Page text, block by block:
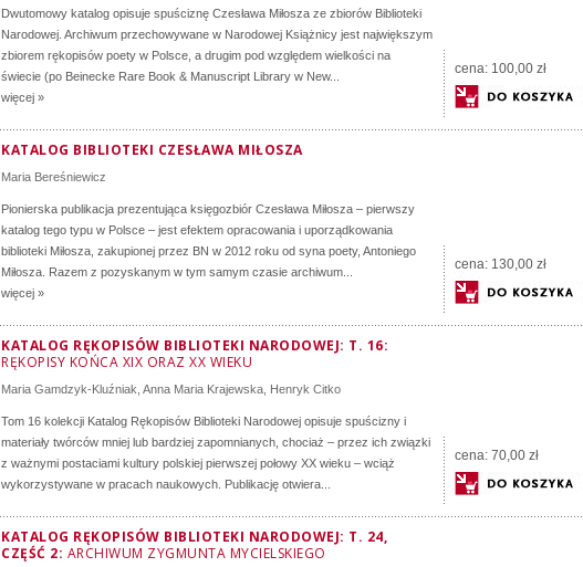
Dwutomowy katalog opisuje spuściznę Czesława Miłosza ze zbiorów Biblioteki
Narodowej. Archiwum przechowywane w Narodowej Książnicy jest największym
zbiorem rękopisów poety w Polsce, a drugim pod względem wielkości na
świecie (po Beinecke Rare Book & Manuscript Library w New...
więcej »
cena: 100,00 zł
KATALOG BIBLIOTEKI CZESŁAWA MIŁOSZA
Maria Bereśniewicz
Pionierska publikacja prezentująca księgozbiór Czesława Miłosza – pierwszy
katalog tego typu w Polsce – jest efektem opracowania i uporządkowania
biblioteki Miłosza, zakupionej przez BN w 2012 roku od syna poety, Antoniego
Miłosza. Razem z pozyskanym w tym samym czasie archiwum...
więcej »
cena: 130,00 zł
KATALOG RĘKOPISÓW BIBLIOTEKI NARODOWEJ: T. 16:
RĘKOPISY KOŃCA XIX ORAZ XX WIEKU
Maria Gamdzyk-Kluźniak Anna Maria Krajewska Henryk Citko
Tom 16 kolekcji Katalog Rękopisów Biblioteki Narodowej opisuje spuścizny i
materiały twórców mniej lub bardziej zapomnianych, chociaż – przez ich związki
z ważnymi postaciami kultury polskiej pierwszej połowy XX wieku – wciąż
wykorzystywane w pracach naukowych. Publikację otwiera...
cena: 70,00 zł
KATALOG RĘKOPISÓW BIBLIOTEKI NARODOWEJ: T. 24,
CZĘŚĆ 2: ARCHIWUM ZYGMUNTA MYCIELSKIEGO